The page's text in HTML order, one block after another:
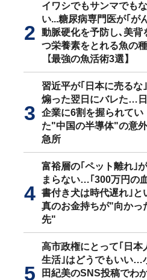
イワシでもサンマでもな
い...糖尿病専門医が｢が
動脈硬化を予防し､美背
つ栄養素をとれる魚の
【最強の魚活術3選】
習近平が｢日本に売るな
煽った翌日にバレた…
企業に6割を握られてい
た"中国の半導体"の意
急所
富裕層の｢ペット離れ｣
まらない…｢300万円の
書付き犬は時代遅れ｣と
真のお金持ちが"向かっ
先"
高市政権にとって｢日本
生活｣はどうでもいい…
田紀美のSNS投稿でわ